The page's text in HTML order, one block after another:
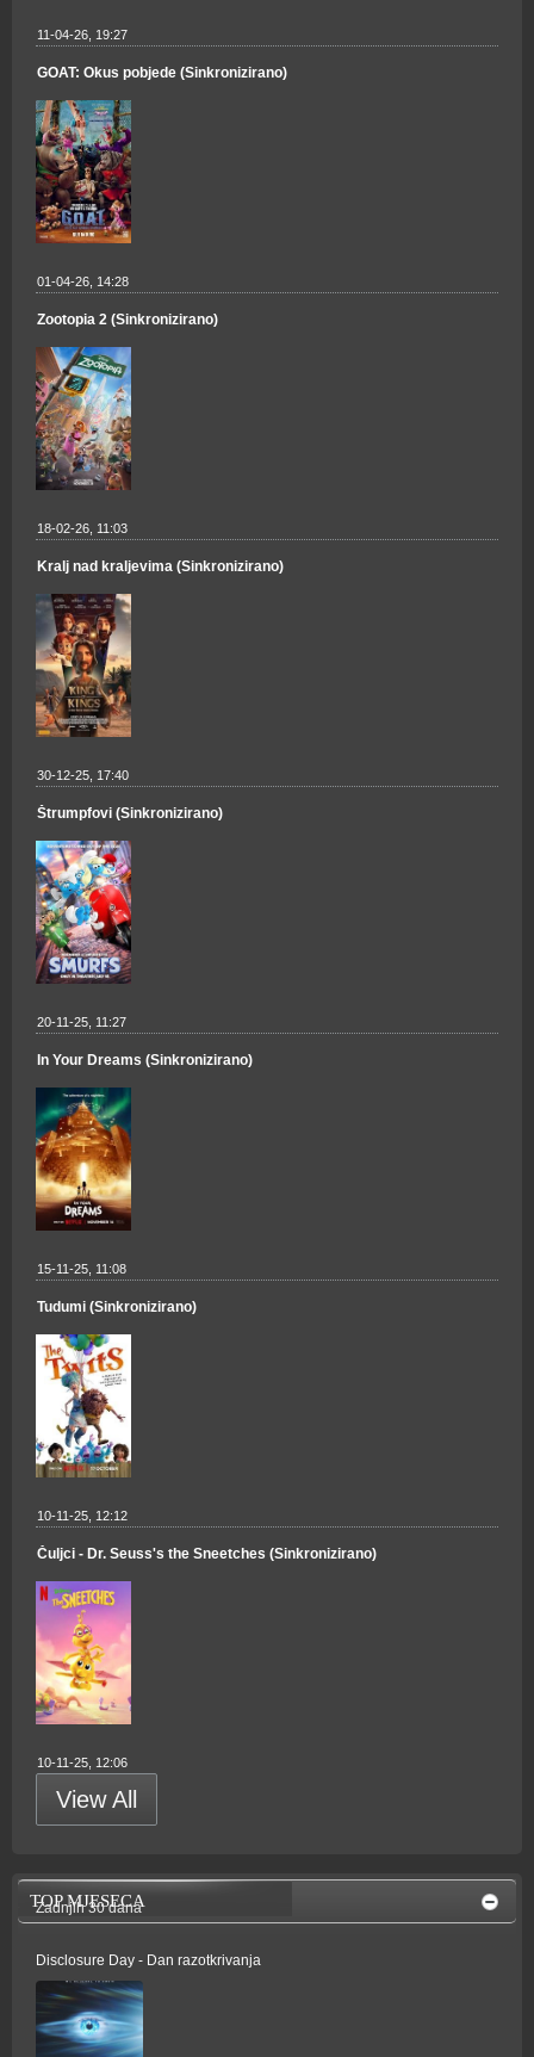
11-04-26, 19:27
GOAT: Okus pobjede (Sinkronizirano)
01-04-26, 14:28
Zootopia 2 (Sinkronizirano)
18-02-26, 11:03
Kralj nad kraljevima (Sinkronizirano)
30-12-25, 17:40
Štrumpfovi (Sinkronizirano)
20-11-25, 11:27
In Your Dreams (Sinkronizirano)
15-11-25, 11:08
Tudumi (Sinkronizirano)
10-11-25, 12:12
Čuljci - Dr. Seuss's the Sneetches (Sinkronizirano)
10-11-25, 12:06
View All
TOP MJESECA
Zadnjih 30 dana
Disclosure Day - Dan razotkrivanja